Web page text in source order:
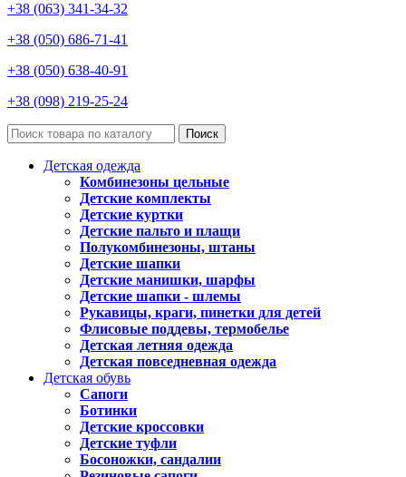
+38 (063) 341-34-32
+38 (050) 686-71-41
+38 (050) 638-40-91
+38 (098) 219-25-24
Поиск
Детская одежда
Комбинезоны цельные
Детские комплекты
Детские куртки
Детские пальто и плащи
Полукомбинезоны, штаны
Детские шапки
Детские манишки, шарфы
Детские шапки - шлемы
Рукавицы, краги, пинетки для детей
Флисовые поддевы, термобелье
Детская летняя одежда
Детская повседневная одежда
Детская обувь
Сапоги
Ботинки
Детские кроссовки
Детские туфли
Босоножки, сандалии